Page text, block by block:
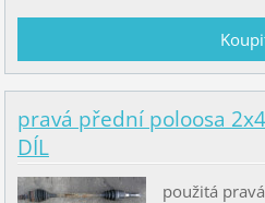
pravá přední poloosa
DÍL
použitá